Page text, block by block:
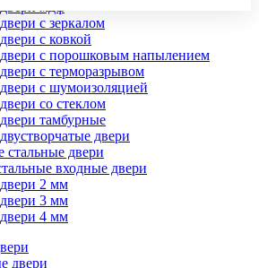
с зеркалом
с ковкой
с порошковым напылением
с терморазрывом
с шумоизоляцией
со стеклом
тамбурные
двери
стальные двери
входные двери
2 мм
3 мм
4 мм
двери
аналитики (например,
соответствии с нашей
данных.
чтобы ваши данные обрабатывались,
в браузере или покиньте сайт.